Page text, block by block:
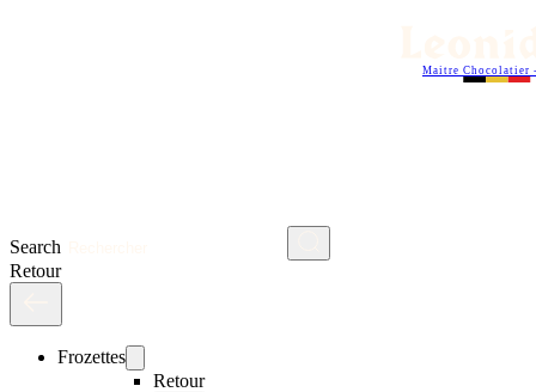
Search
Maitre Chocolatier
Retour
Frozettes
Retour